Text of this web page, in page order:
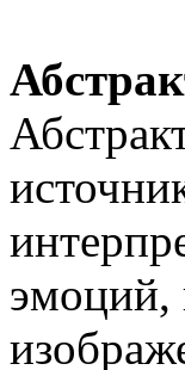
эмоций,